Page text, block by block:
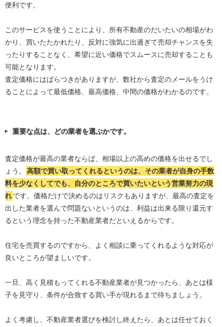
便利です。
このサービスを使うことにより、所有不動産のだいたいの相場がわ
かり、買いたたかれたり、反対に強気に出過ぎて売却チャンスを失
ったりすることなく、希望に近い価格でスムースに売却することも
可能となります。
査定価格にはばらつきがありますが、数社から査定のメールをうけ
ることによって最低価格、最高価格、中間の価格がわかるのです。
重要な点は、どの業者を選ぶかです。
査定価格が最高の業者ならば、相場以上の高めの価格を出せるでし
ょう。
高額で買い取ってくれるというのは、その業者が自身の手数
料を少なくしてでも、自分のところで買いたいという営業努力の現
れです。価格だけで決めるのはリスクもありますが、最高の査定を
出した業者を選んで問題ないというのは、利益は出来る限り還元す
るという理念を持った不動産業者だといえるからです。
住宅を売買するのですから、よく相談に乗ってくれるような対応が
良いところが望ましいです。
一旦、高く見積もってくれる不動産業者が見つかったら、あとは様
子を見守り、条件が合致する買い手が現れるまで待ちましょう。
よく考慮し、不動産業者選びを検討し終えたら、あとは任せておく